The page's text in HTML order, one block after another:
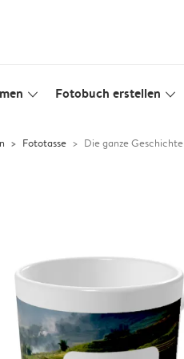
slim_arrow_down Fotobuch erstellen slim_arrow_down
Fototasse Die ganze Geschichte